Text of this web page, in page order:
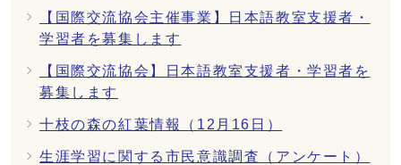
【国際交流協会主催事業】日本語教室支援者・
学習者を募集します
【国際交流協会】日本語教室支援者・学習者を
募集します
十枝の森の紅葉情報（12月16日）
生涯学習に関する市民意識調査（アンケート）